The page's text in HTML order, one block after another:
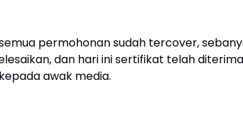
permohonan sudah tercover,
dan hari ini sertifikat telah
awak media.